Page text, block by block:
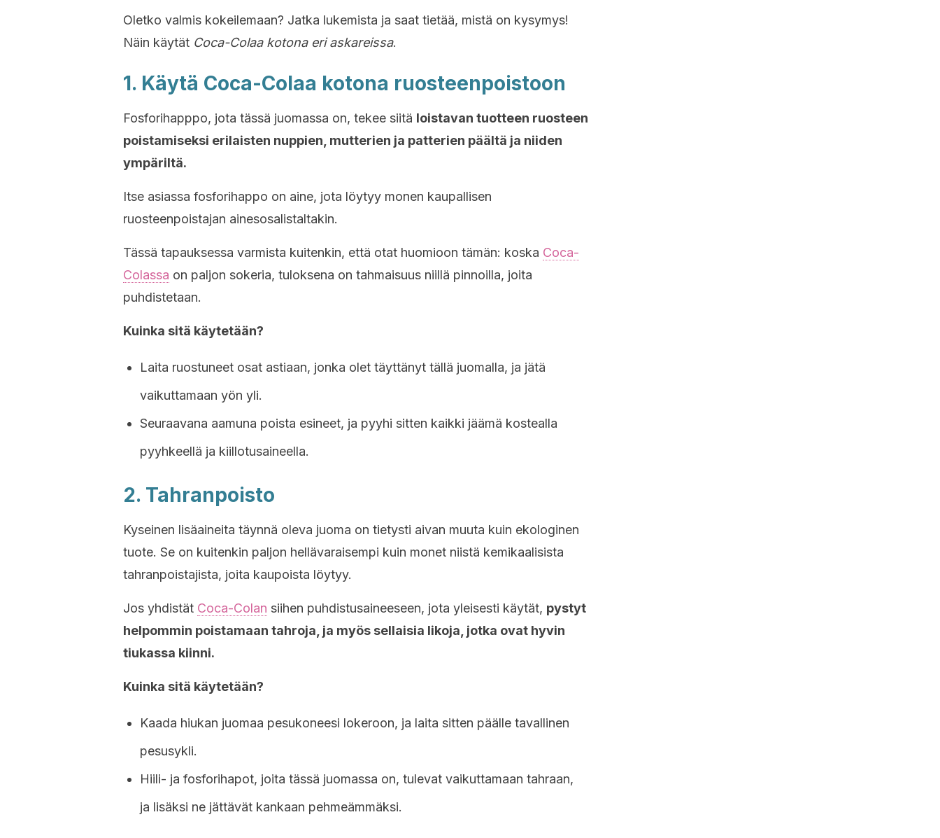
Oletko valmis kokeilemaan? Jatka lukemista ja saat tietää, mistä on kysymys!
Näin käytät Coca-Colaa kotona eri askareissa.
1. Käytä Coca-Colaa kotona ruosteenpoistoon
Fosforihapppo, jota tässä juomassa on, tekee siitä loistavan tuotteen ruosteen
poistamiseksi erilaisten nuppien, mutterien ja patterien päältä ja niiden
ympäriltä.
Itse asiassa fosforihappo on aine, jota löytyy monen kaupallisen
ruosteenpoistajan ainesosalistaltakin.
Tässä tapauksessa varmista kuitenkin, että otat huomioon tämän: koska Coca-
Colassa on paljon sokeria, tuloksena on tahmaisuus niillä pinnoilla, joita
puhdistetaan.
Kuinka sitä käytetään?
Laita ruostuneet osat astiaan, jonka olet täyttänyt tällä juomalla, ja jätä
vaikuttamaan yön yli.
Seuraavana aamuna poista esineet, ja pyyhi sitten kaikki jäämä kostealla
pyyhkeellä ja kiillotusaineella.
2. Tahranpoisto
Kyseinen lisäaineita täynnä oleva juoma on tietysti aivan muuta kuin ekologinen
tuote. Se on kuitenkin paljon hellävaraisempi kuin monet niistä kemikaalisista
tahranpoistajista, joita kaupoista löytyy.
Jos yhdistät Coca-Colan siihen puhdistusaineeseen, jota yleisesti käytät, pystyt
helpommin poistamaan tahroja, ja myös sellaisia likoja, jotka ovat hyvin
tiukassa kiinni.
Kuinka sitä käytetään?
Kaada hiukan juomaa pesukoneesi lokeroon, ja laita sitten päälle tavallinen
pesusykli.
Hiili- ja fosforihapot, joita tässä juomassa on, tulevat vaikuttamaan tahraan,
ja lisäksi ne jättävät kankaan pehmeämmäksi.